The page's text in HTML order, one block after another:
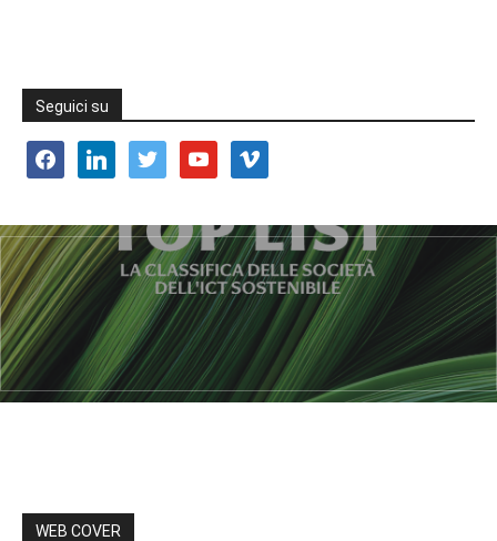
Seguici su
facebooklinkedin twitter youtube vimeo
WEB COVER